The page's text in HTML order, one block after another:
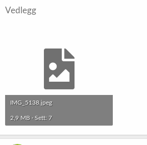
Vedlegg
IMG_5138.jpeg
2,9 MB · Sett: 7